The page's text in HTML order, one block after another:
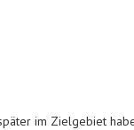
im Zielgebiet